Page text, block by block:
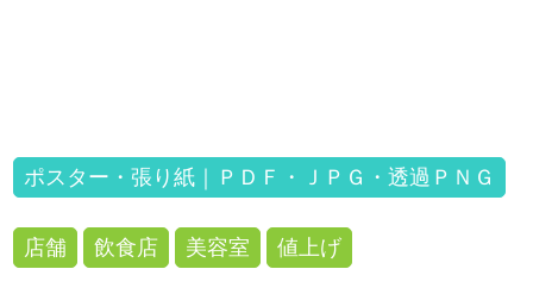
ポスター・張り紙｜ＰＤＦ・ＪＰＧ・透過ＰＮＧ
店舗 飲食店 美容室 値上げ